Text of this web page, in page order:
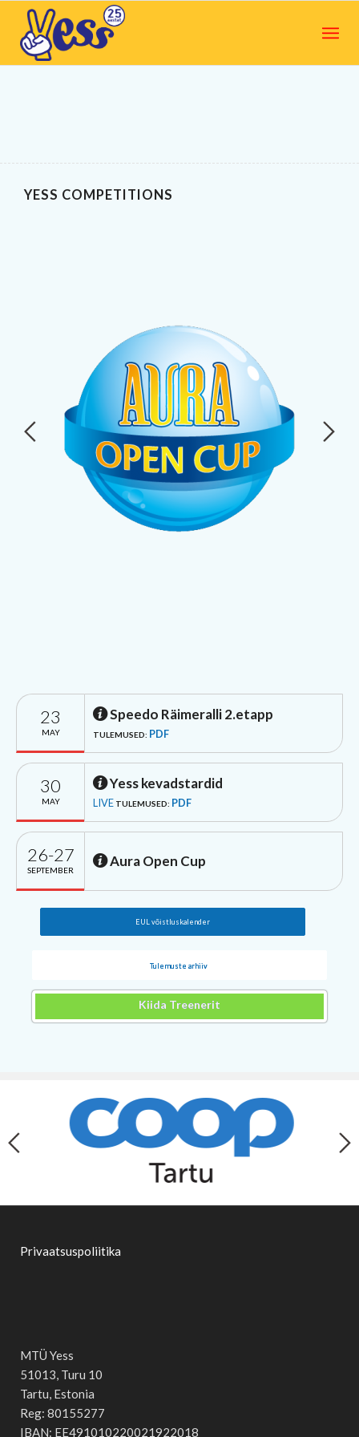
YESS COMPETITIONS
23
MAY
Speedo Räimeralli 2.etapp
TULEMUSED: PDF
30
MAY
Yess kevadstardid
LIVE TULEMUSED: PDF
26-27
SEPTEMBER
Aura Open Cup
EUL võistluskalender
Tulemuste arhiiv
Kiida Treenerit
Privaatsuspoliitika
MTÜ Yess
51013, Turu 10
Tartu, Estonia
Reg: 80155277
IBAN: EE491010220021922018